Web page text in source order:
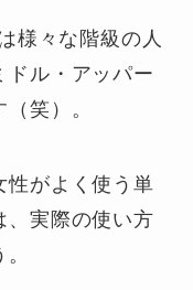
様々な階級の人
ドル・アッパー
笑）。
性がよく使う単
、実際の使い方